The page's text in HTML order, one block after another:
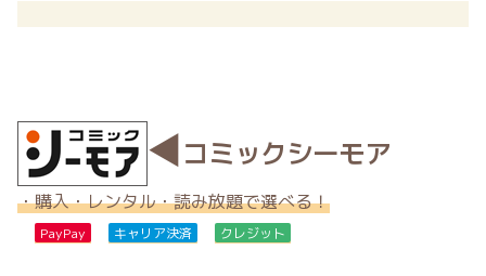
◀ コミックシーモア
・購入・レンタル・読み放題で選べる！
PayPay キャリア決済 クレジット